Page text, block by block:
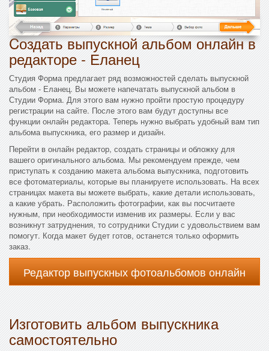
Cоздать выпускной альбом онлайн в
редакторе - Еланец
Студия Форма предлагает ряд возможностей сделать выпускной
альбом - Еланец. Вы можете напечатать выпускной альбом в
Студии Форма. Для этого вам нужно пройти простую процедуру
регистрации на сайте. После этого вам будут доступны все
функции онлайн редактора. Теперь нужно выбрать удобный вам тип
альбома выпускника, его размер и дизайн.
Перейти в онлайн редактор, создать страницы и обложку для
вашего оригинального альбома. Мы рекомендуем прежде, чем
приступать к созданию макета альбома выпускника, подготовить
все фотоматериалы, которые вы планируете использовать. На всех
страницах макета вы можете выбрать, какие детали использовать,
а какие убрать. Расположить фотографии, как вы посчитаете
нужным, при необходимости изменив их размеры. Если у вас
возникнут затруднения, то сотрудники Студии с удовольствием вам
помогут. Когда макет будет готов, останется только оформить
заказ.
Редактор выпускных фотоальбомов онлайн
Изготовить альбом выпускника
самостоятельно